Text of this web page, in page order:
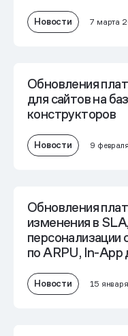
Новости 7 марта
Обновления
для сайтов на
конструкторов
Новости 9
Обновления
изменения в
персонализации
по ARPU, In-App
Новости 15